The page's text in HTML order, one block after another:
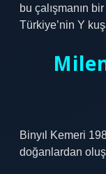
bu çalışmanın
Türkiye’nin Y
Binyıl Kemeri
doğanlardan